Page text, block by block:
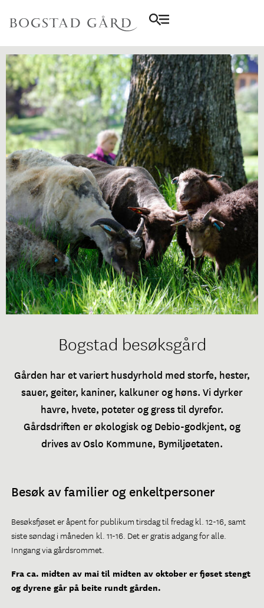
Bogstad besøksgård
Gården har et variert husdyrhold med storfe, hester,
sauer, geiter, kaniner, kalkuner og høns. Vi dyrker
havre, hvete, poteter og gress til dyrefor.
Gårdsdriften er økologisk og Debio-godkjent, og
drives av Oslo Kommune, Bymiljøetaten.
Besøk av familier og enkeltpersoner
Besøksfjøset er åpent for publikum tirsdag til fredag kl. 12-16, samt
siste søndag i måneden kl. 11-16. Det er gratis adgang for alle.
Inngang via gårdsrommet.
Fra ca. midten av mai til midten av oktober er fjøset stengt
og dyrene går på beite rundt gården.